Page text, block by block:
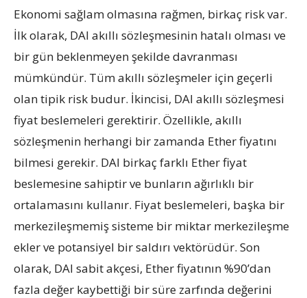
Ekonomi sağlam olmasına rağmen, birkaç risk var.
İlk olarak, DAI akıllı sözleşmesinin hatalı olması ve
bir gün beklenmeyen şekilde davranması
mümkündür. Tüm akıllı sözleşmeler için geçerli
olan tipik risk budur. İkincisi, DAI akıllı sözleşmesi
fiyat beslemeleri gerektirir. Özellikle, akıllı
sözleşmenin herhangi bir zamanda Ether fiyatını
bilmesi gerekir. DAI birkaç farklı Ether fiyat
beslemesine sahiptir ve bunların ağırlıklı bir
ortalamasını kullanır. Fiyat beslemeleri, başka bir
merkezileşmemiş sisteme bir miktar merkezileşme
ekler ve potansiyel bir saldırı vektörüdür. Son
olarak, DAI sabit akçesi, Ether fiyatının %90’dan
fazla değer kaybettiği bir süre zarfında değerini